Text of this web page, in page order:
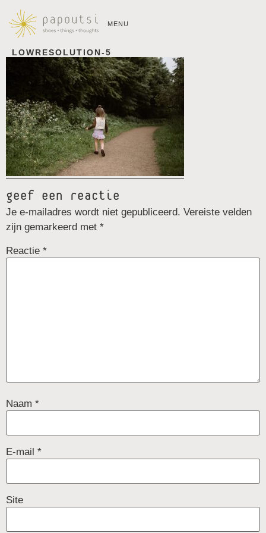
MENU
LOWRESOLUTION-5
geef een reactie
Je e-mailadres wordt niet gepubliceerd. Vereiste velden
zijn gemarkeerd met *
Reactie *
Naam *
E-mail *
Site